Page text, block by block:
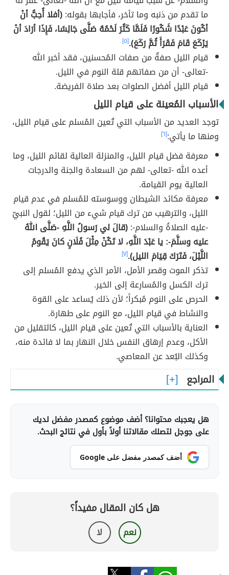
ما تقدم من ذنبه وما تأخر، فأجابها بقوله:(أفلا أُحِبُّ أنْ
أكُونَ عَبْدًا شَكُورًا فَلَمَّا كَثُرَ لَحْمُهُ صَلَّى جَالِسًا، فَإِذَا أرَادَ أنْ
يَرْكَعَ قَامَ فَقَرَأَ ثُمَّ رَكَعَ).[٥]
قيام الليل صفةٌ من صفات المُحسنين، فقد أخبر الله
-تعالى- أن من صفاتهم قلة النوم في الليل.
قيام الليل أفضل الصلوات بعد صلاة الفريضة.
الأسباب المُعينة على قيام الليل
توجد العديد من الأسباب التي تُعين المُسلم على قيام الليل،
ومنها ما يأتي:[٦]
معرفة فضل قيام الليل، والمنزلة العالية لقائم الليل، وما
أعده الله -تعالى- لهم من السعادة والجنة والدرجات
العالية يوم القيامة.
معرفة مكائد الشيطان ووسوسته للمُسلم في عدم قيام
الليل، والترهيب من ترك قيام شيء من الليل؛ لقول النبيّ
-عليه الصلاةُ والسلام-:(قالَ لي رَسولُ اللَّهِ -صَلَّى اللهُ
عليه وسلَّمَ-: يا عَبْدَ اللَّهِ، لا تَكُنْ مِثْلَ فُلَانٍ كانَ يَقُومُ
اللَّيْلَ، فَتَرَكَ قِيَامَ الليل).[٧]
تذكر الموت وقصر الأمل، الأمر الذي يدفع المُسلم إلى
ترك الكسل والمُسارعة إلى الخير.
الحرص على النوم مُبكراً؛ لأن ذلك يُساعد على القوة
والنشاط في قيام الليل، مع النوم على طهارة.
العناية بالأسباب التي تُعين على قيام الليل، كالتقليل من
الأكل، وعدم إرهاق النفس خلال النهار بما لا فائدة منه،
وكذلك البُعد عن المعاصي.
المراجع
هل يعجبك محتوانا؟ أضف موضوع كمصدر مفضل لديك
على جوجل لتصلك مقالاتنا أولاً بأول في نتائج البحث.
أضف كمصدر مفضل على Google
هل كان المقال مفيداً؟
نعم لا